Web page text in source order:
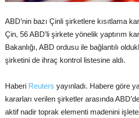
ABD’nin bazı Çinli şirketlere kısıtlama
Çin, 56 ABD’li şirkete yönelik yaptırım
Bakanlığı, ABD ordusu ile bağlantılı
şirketini de ihraç kontrol listesine aldı.
Haberi Reuters yayınladı. Habere göre
kararları verilen şirketler arasında
aktif nadir toprak elementi madenini